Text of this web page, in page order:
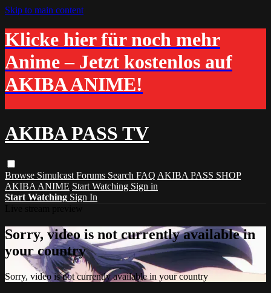
Skip to main content
Klicke hier für noch mehr
Anime – Jetzt kostenlos auf
AKIBA ANIME!
AKIBA PASS TV
Browse Simulcast Forums Search FAQ AKIBA PASS SHOP
AKIBA ANIME Start Watching Sign in
Start Watching Sign In
Sorry, video is not currently available in
your country
Sorry, video is not currently available in your country